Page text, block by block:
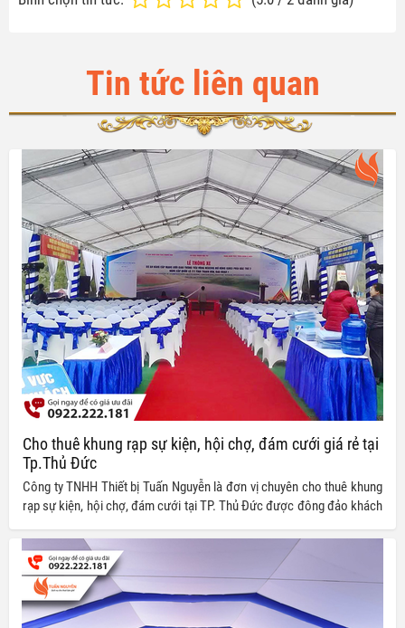
Tin tức liên quan
Cho thuê khung rạp sự kiện, hội chợ, đám cưới giá rẻ tại
Tp.Thủ Đức
Công ty TNHH Thiết bị Tuấn Nguyễn là đơn vị chuyên cho thuê khung
rạp sự kiện, hội chợ, đám cưới tại TP. Thủ Đức được đông đảo khách
hàng những dịch vụ chất lượng cùng mức giá siêu ưu đãi so với thị
trường.